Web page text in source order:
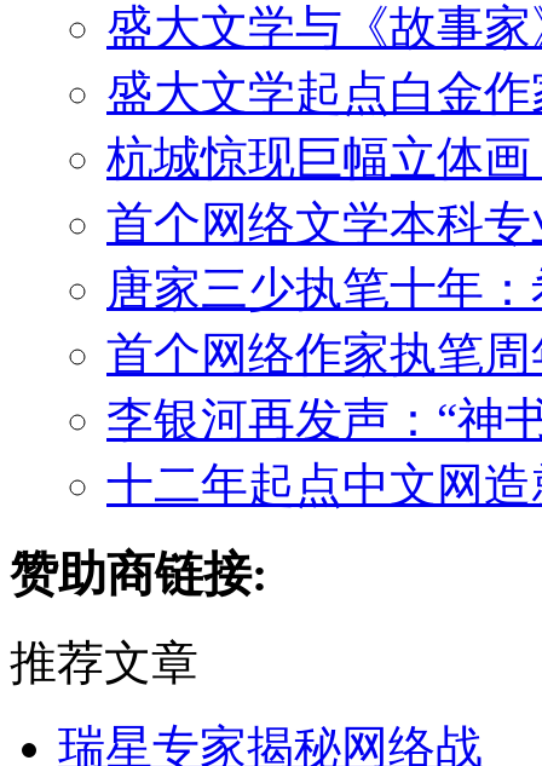
盛大文学与《故事
盛大文学起点白金
杭城惊现巨幅立体
首个网络文学本科
唐家三少执笔十年
首个网络作家执笔
李银河再发声：“神
十二年起点中文网
赞助商链接:
推荐文章
瑞星专家揭秘网络战